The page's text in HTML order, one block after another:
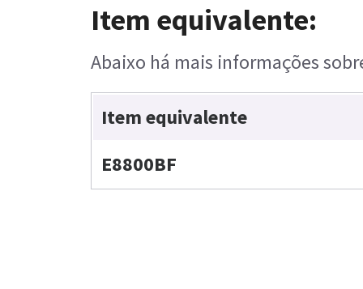
Item equivalente:
Abaixo há mais informações
Item equivalente
E8800BF